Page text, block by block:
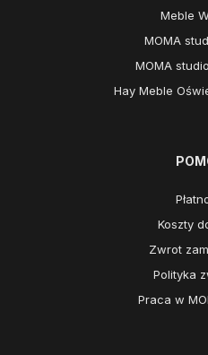
Meble
MOMA
MOMA
Hay Meble
Koszty
Zwrot
Polityka
Praca w